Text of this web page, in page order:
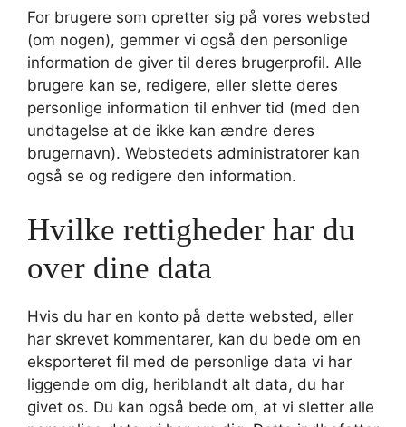
For brugere som opretter sig på vores websted
(om nogen), gemmer vi også den personlige
information de giver til deres brugerprofil. Alle
brugere kan se, redigere, eller slette deres
personlige information til enhver tid (med den
undtagelse at de ikke kan ændre deres
brugernavn). Webstedets administratorer kan
også se og redigere den information.
Hvilke rettigheder har du
over dine data
Hvis du har en konto på dette websted, eller
har skrevet kommentarer, kan du bede om en
eksporteret fil med de personlige data vi har
liggende om dig, heriblandt alt data, du har
givet os. Du kan også bede om, at vi sletter alle